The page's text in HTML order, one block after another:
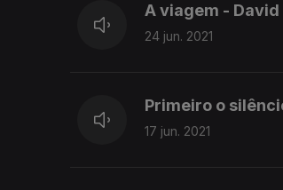
A viagem -
24 jun. 2021
Primeiro o
17 jun. 2021